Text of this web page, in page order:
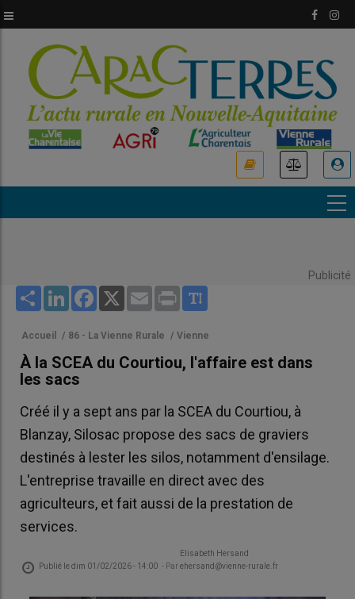
au
principal
Publicité
Share LinkedInFacebook
X Email Print
Accueil / 86 - La Vienne Rurale / Vienne
À la SCEA du Courtiou, l'affaire est dans
les sacs
Créé il y a sept ans par la SCEA du Courtiou, à
Blanzay, Silosac propose des sacs de graviers
destinés à lester les silos, notamment d'ensilage.
L'entreprise travaille en direct avec des
agriculteurs, et fait aussi de la prestation de
services.
Publié ledim 01/02/2026 - 14:00 - Par
Elisabeth Hersand
ehersand@vienne-rurale.fr